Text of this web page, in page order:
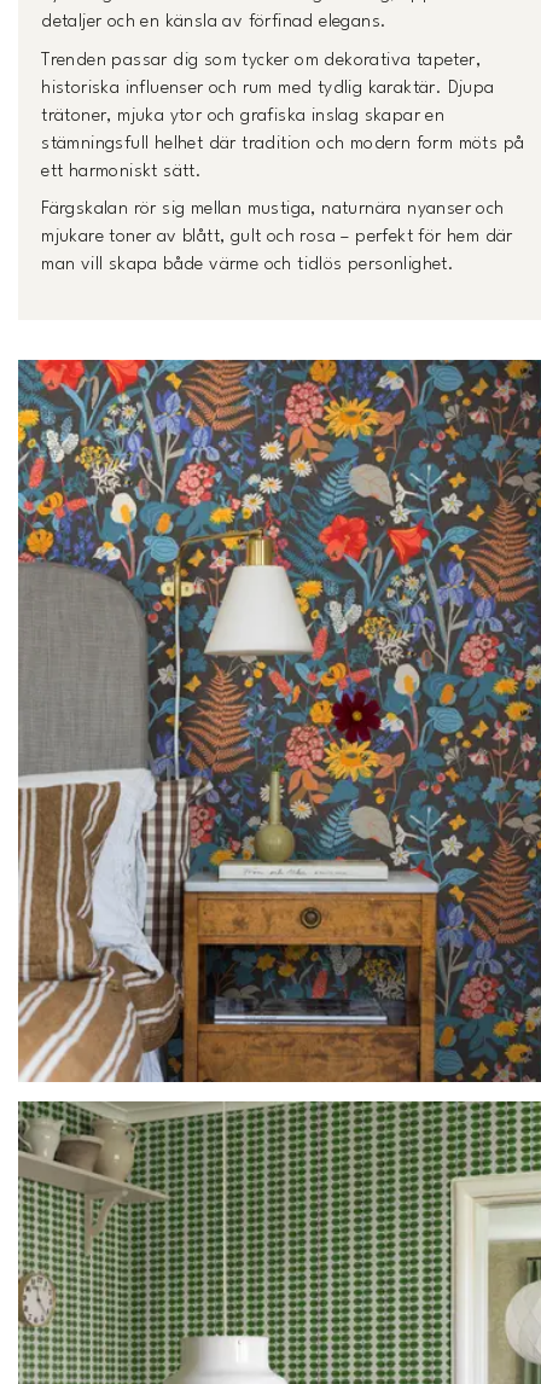
detaljer och en känsla av förfinad elegans.
Trenden passar dig som tycker om dekorativa tapeter,
historiska influenser och rum med tydlig karaktär. Djupa
trätoner, mjuka ytor och grafiska inslag skapar en
stämningsfull helhet där tradition och modern form möts på
ett harmoniskt sätt.
Färgskalan rör sig mellan mustiga, naturnära nyanser och
mjukare toner av blått, gult och rosa – perfekt för hem där
man vill skapa både värme och tidlös personlighet.